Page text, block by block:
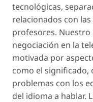
tecnológicas,
relacionados con
profesores. Nuestro
negociación en la
motivada por
como el
problemas con los
del idioma a hablar.